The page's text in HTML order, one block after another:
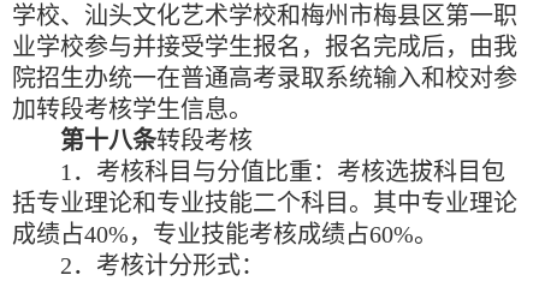
学校、汕头文化艺术学校和梅州市梅县区第一职
业学校参与并接受学生报名，报名完成后，由我
院招生办统一在普通高考录取系统输入和校对参
加转段考核学生信息。
第十八条转段考核
1 ．考核科目与分值比重：考核选拔科目包
括专业理论和专业技能二个科目。其中专业理论
成绩占40%，专业技能考核成绩占60%。
2．考核计分形式：